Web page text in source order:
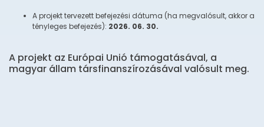
A projekt tervezett befejezési dátuma (ha megvalósult, akkor a
tényleges befejezés): 2026. 06. 30.
A projekt az Európai Unió támogatásával, a
magyar állam társfinanszírozásával valósult meg.